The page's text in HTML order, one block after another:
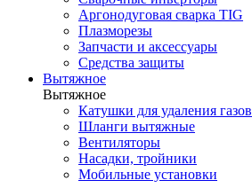
Аргонодуговая сварка TIG
Плазморезы
Запчасти и аксессуары
Средства защиты
Вытяжное
Вытяжное
Катушки для удаления газов
Шланги вытяжные
Вентиляторы
Насадки, тройники
Мобильные установки